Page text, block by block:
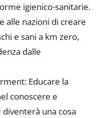
igienico-sanitarie.
alle nazioni di creare
e sani a km zero,
dalle
Educare la
conoscere e
una cosa